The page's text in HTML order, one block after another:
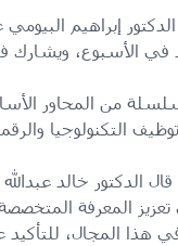
فيه 21 موظفًا من مختلف إدارات وزارة
من المحاور
وتوظيف التكنولوجيا
قال الدكتور خالد
المعرفة المتخصصة
هذا المجال،